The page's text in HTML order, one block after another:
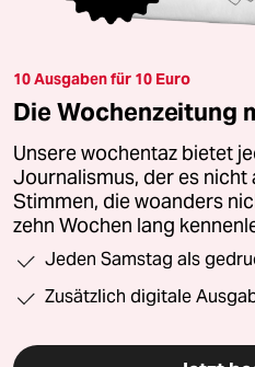
10 Ausgaben für 10 Euro
Die Wochenzeitung
Unsere wochentaz bietet
Journalismus, der es nicht
Stimmen, die woanders
zehn Wochen lang
Jeden Samstag als
Zusätzlich digitale